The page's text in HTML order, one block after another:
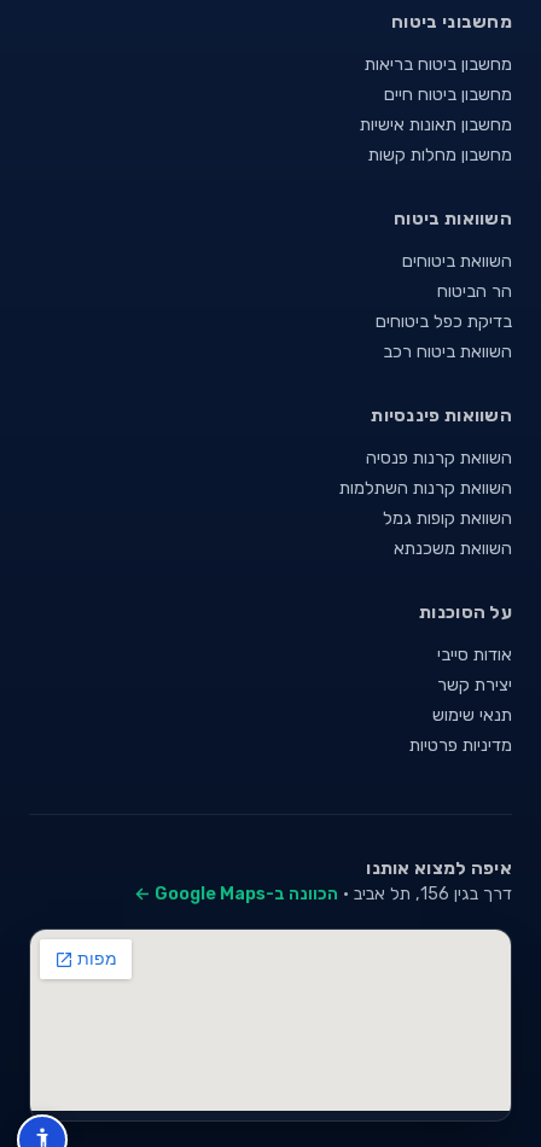
מחשבוני ביטוח
מחשבון ביטוח בריאות
מחשבון ביטוח חיים
מחשבון תאונות אישיות
מחשבון מחלות קשות
השוואות ביטוח
השוואת ביטוחים
הר הביטוח
בדיקת כפל ביטוחים
השוואת ביטוח רכב
השוואות פיננסיות
השוואת קרנות פנסיה
השוואת קרנות השתלמות
השוואת קופות גמל
השוואת משכנתא
על הסוכנות
אודות סייבי
יצירת קשר
תנאי שימוש
מדיניות פרטיות
איפה למצוא אותנו
דרך בגין 156, תל אביב · הכוונה ב-Google Maps ←